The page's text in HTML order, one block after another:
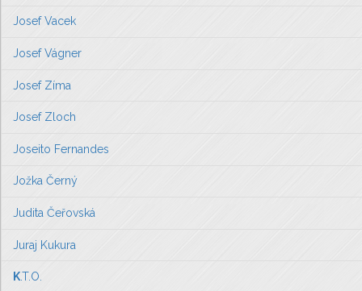
Josef Vacek
Josef Vágner
Josef Zíma
Josef Zloch
Joseito Fernandes
Jožka Černý
Judita Čeřovská
Juraj Kukura
K.T.O.